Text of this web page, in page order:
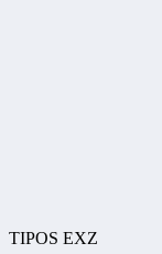
TIPOS EXZ